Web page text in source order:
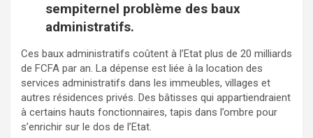
sempiternel problème des baux
administratifs.
Ces baux administratifs coûtent à l’Etat plus de 20 milliards
de FCFA par an. La dépense est liée à la location des
services administratifs dans les immeubles, villages et
autres résidences privés. Des bâtisses qui appartiendraient
à certains hauts fonctionnaires, tapis dans l’ombre pour
s’enrichir sur le dos de l’Etat.